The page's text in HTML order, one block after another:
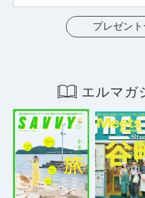
プレゼン
エルマガ